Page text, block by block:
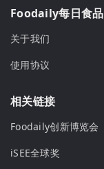
Foodaily每日食品
关于我们
使用协议
相关链接
Foodaily创新博览会
iSEE全球奖